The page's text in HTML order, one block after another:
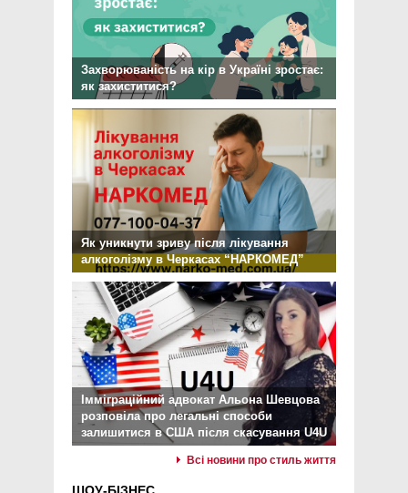
Захворюваність на кір в Україні зростає:
як захиститися?
Як уникнути зриву після лікування
алкоголізму в Черкасах “НАРКОМЕД”
Імміграційний адвокат Альона Шевцова
розповіла про легальні способи
залишитися в США після скасування U4U
Всі новини про стиль життя